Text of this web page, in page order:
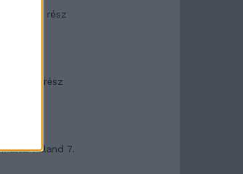
Minka 10. rész
Minka 9. rész
Máltai kaland 7.